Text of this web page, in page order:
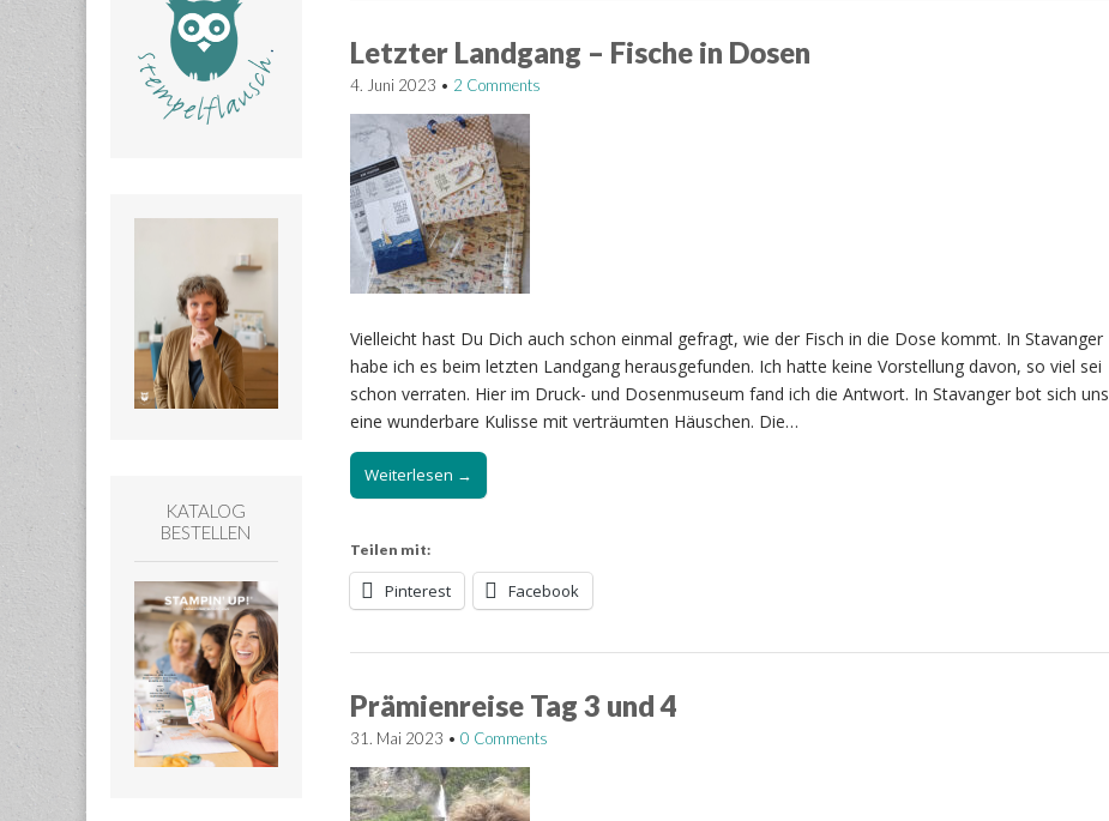
Letzter Landgang – Fische in Dosen
4. Juni 2023 • 2 Comments
Vielleicht hast Du Dich auch schon einmal gefragt, wie der Fisch in die Dose kommt. In Stavanger
habe ich es beim letzten Landgang herausgefunden. Ich hatte keine Vorstellung davon, so viel sei
schon verraten. Hier im Druck- und Dosenmuseum fand ich die Antwort. In Stavanger bot sich uns
eine wunderbare Kulisse mit verträumten Häuschen. Die…
Weiterlesen →
Teilen mit:
Pinterest Facebook
Prämienreise Tag 3 und 4
31. Mai 2023 • 0 Comments
KATALOG
BESTELLEN